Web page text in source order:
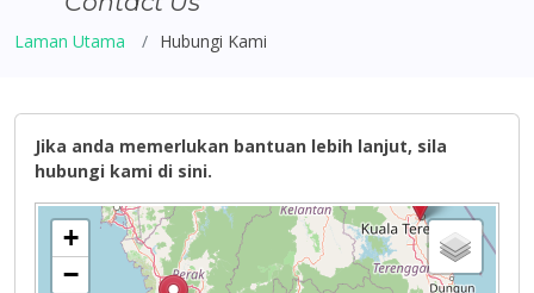
Laman Utama Hubungi Kami
Jika anda memerlukan bantuan lebih lanjut, sila
hubungi kami di sini.